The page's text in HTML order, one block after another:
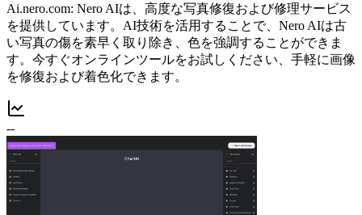
Ai.nero.com: Nero AIは、高度な写真修復および修理サービス
を提供しています。AI技術を活用することで、Nero AIは古
い写真の傷を素早く取り除き、色を強調することができま
す。今すぐオンラインツールをお試しください、手軽に画像
を修復および着色化できます。
--